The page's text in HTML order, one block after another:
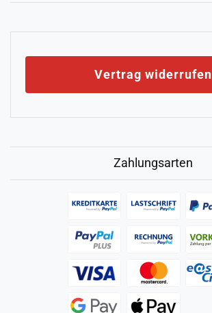
Vertrag widerrufen
Zahlungsarten